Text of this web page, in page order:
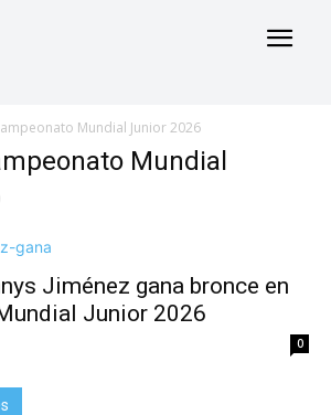
Mundial Junior 2026
Mundial
Jiménez gana bronce en
Junior 2026
0